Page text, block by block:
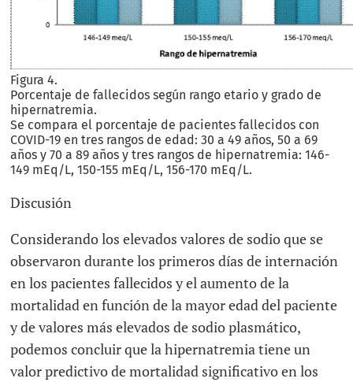
Figura 4.
Porcentaje de fallecidos según rango etario y grado de
hipernatremia.
Se compara el porcentaje de pacientes fallecidos con
COVID-19 en tres rangos de edad: 30 a 49 años, 50 a 69
años y 70 a 89 años y tres rangos de hipernatremia: 146-
149 mEq/L, 150-155 mEq/L, 156-170 mEq/L.
Discusión
Considerando los elevados valores de sodio que se
observaron durante los primeros días de internación
en los pacientes fallecidos y el aumento de la
mortalidad en función de la mayor edad del paciente
y de valores más elevados de sodio plasmático,
podemos concluir que la hipernatremia tiene un
valor predictivo de mortalidad significativo en los